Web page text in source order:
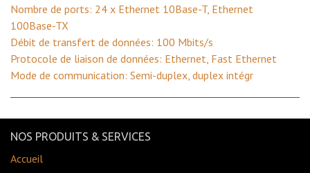
Nombre de ports: 24 x Ethernet 10Base-T, Ethernet
100Base-TX
Débit de transfert de données: 100 Mbits/s
Protocole de liaison de données: Ethernet, Fast Ethernet
Mode de communication: Semi-duplex, duplex intégr
NOS PRODUITS & SERVICES
Accueil